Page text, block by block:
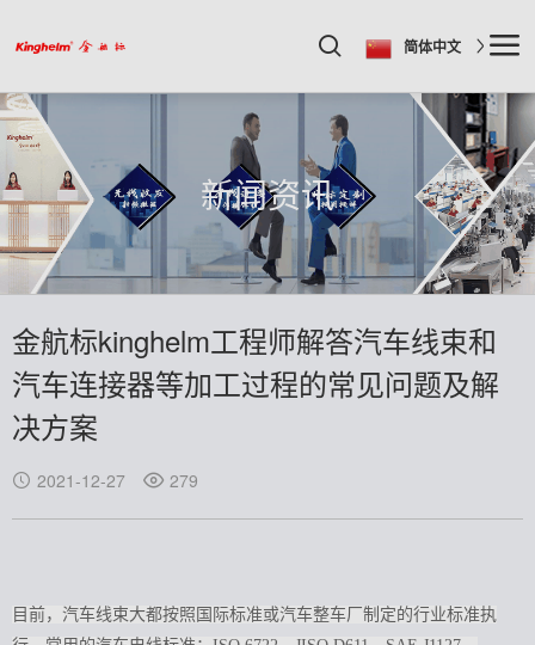
简体中文
新闻资讯
金航标kinghelm工程师解答汽车线束和
汽车连接器等加工过程的常见问题及解
决方案
2021-12-27 279
目前，汽车线束大都按照国际标准或汽车整车厂制定的行业标准执